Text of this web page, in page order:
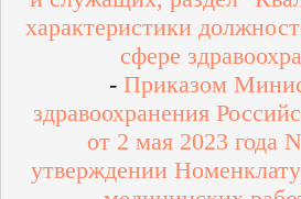
характеристики
сфере
- Приказом
здравоохранения
от 2 мая 2023 года
утверждении